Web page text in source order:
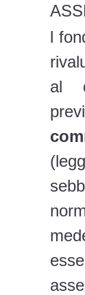
l
al